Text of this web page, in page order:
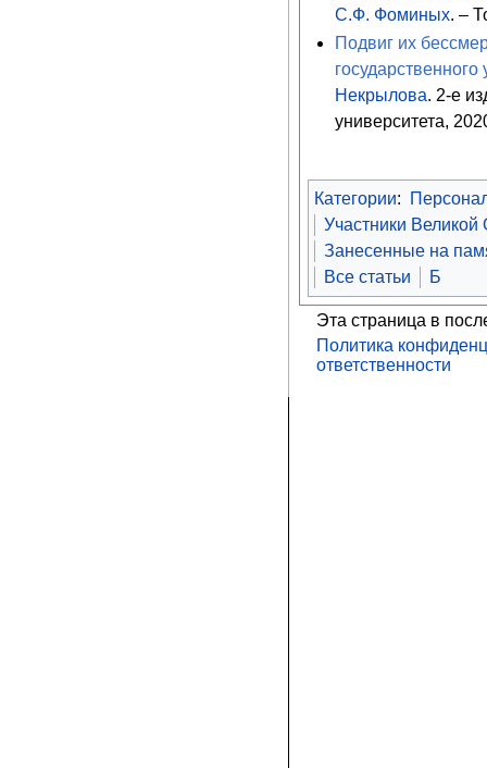
С.Ф. Фоминых. –
Подвиг их
Некрылова. 2-е
университета,
Категории:
Участники
Занесенные на
Все статьи
Б
Эта страница в
Политика
ответственности